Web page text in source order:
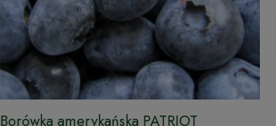
Borówka amerykańska PATRIOT